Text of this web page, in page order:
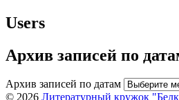
Users
Архив записей по
Архив записей по датам
© 2026 Литературный кружок